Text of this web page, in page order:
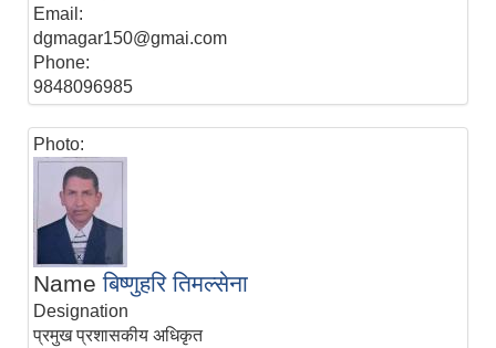
Email:
dgmagar150@gmai.com
Phone:
9848096985
Photo:
Name बिष्णुहरि तिमल्सेना
Designation
प्रमुख प्रशासकीय अधिकृत